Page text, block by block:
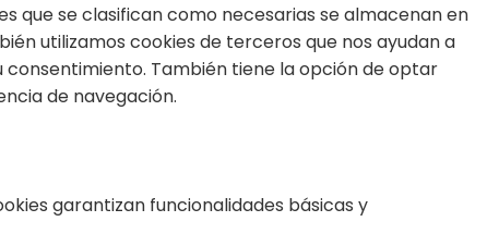
que se clasifican como necesarias se almacenan en
utilizamos cookies de terceros que nos ayudan a
consentimiento. También tiene la opción de optar
de navegación.
garantizan funcionalidades básicas y